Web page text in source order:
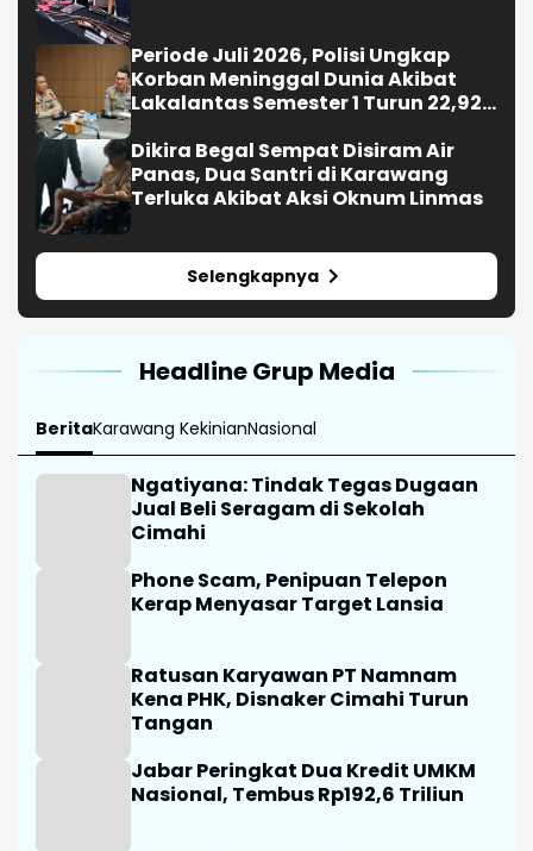
Periode Juli 2026, Polisi Ungkap
Korban Meninggal Dunia Akibat
Lakalantas Semester 1 Turun 22,92
Dikira Begal Sempat Disiram Air
Panas, Dua Santri di Karawang
Terluka Akibat Aksi Oknum Linmas
Selengkapnya
Headline Grup Media
BeritaKarawang KekinianNasional
Ngatiyana: Tindak Tegas Dugaan
Jual Beli Seragam di Sekolah
Cimahi
Phone Scam, Penipuan Telepon
Kerap Menyasar Target Lansia
Ratusan Karyawan PT Namnam
Kena PHK, Disnaker Cimahi Turun
Tangan
Jabar Peringkat Dua Kredit UMKM
Nasional, Tembus Rp192,6 Triliun